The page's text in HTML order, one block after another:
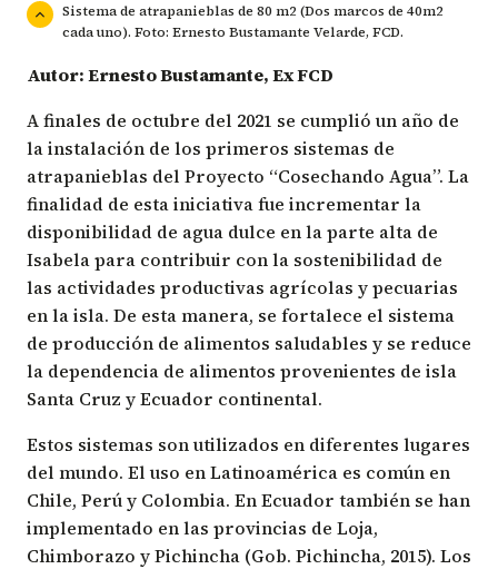
Sistema de atrapanieblas de 80 m2 (Dos marcos de 40m2
cada uno). Foto: Ernesto Bustamante Velarde, FCD.
Autor: Ernesto Bustamante, Ex FCD
A finales de octubre del 2021 se cumplió un año de
la instalación de los primeros sistemas de
atrapanieblas del Proyecto “Cosechando Agua”. La
finalidad de esta iniciativa fue incrementar la
disponibilidad de agua dulce en la parte alta de
Isabela para contribuir con la sostenibilidad de
las actividades productivas agrícolas y pecuarias
en la isla. De esta manera, se fortalece el sistema
de producción de alimentos saludables y se reduce
la dependencia de alimentos provenientes de isla
Santa Cruz y Ecuador continental.
Estos sistemas son utilizados en diferentes lugares
del mundo. El uso en Latinoamérica es común en
Chile, Perú y Colombia. En Ecuador también se han
implementado en las provincias de Loja,
Chimborazo y Pichincha (Gob. Pichincha, 2015). Los